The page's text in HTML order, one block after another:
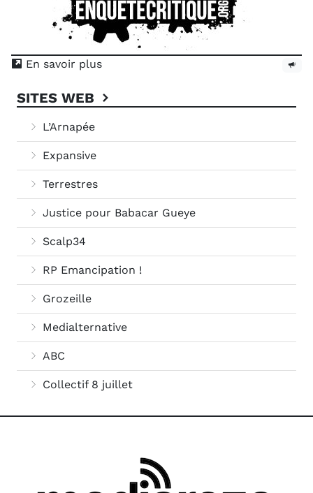
En savoir plus
SITES WEB
L’Arnapée
Expansive
Terrestres
Justice pour Babacar Gueye
Scalp34
RP Emancipation !
Grozeille
Medialternative
ABC
Collectif 8 juillet